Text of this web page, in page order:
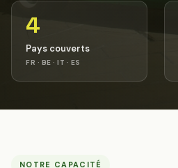
4
Pays couverts
FR · BE · IT · ES
NOTRE CAPACITÉ